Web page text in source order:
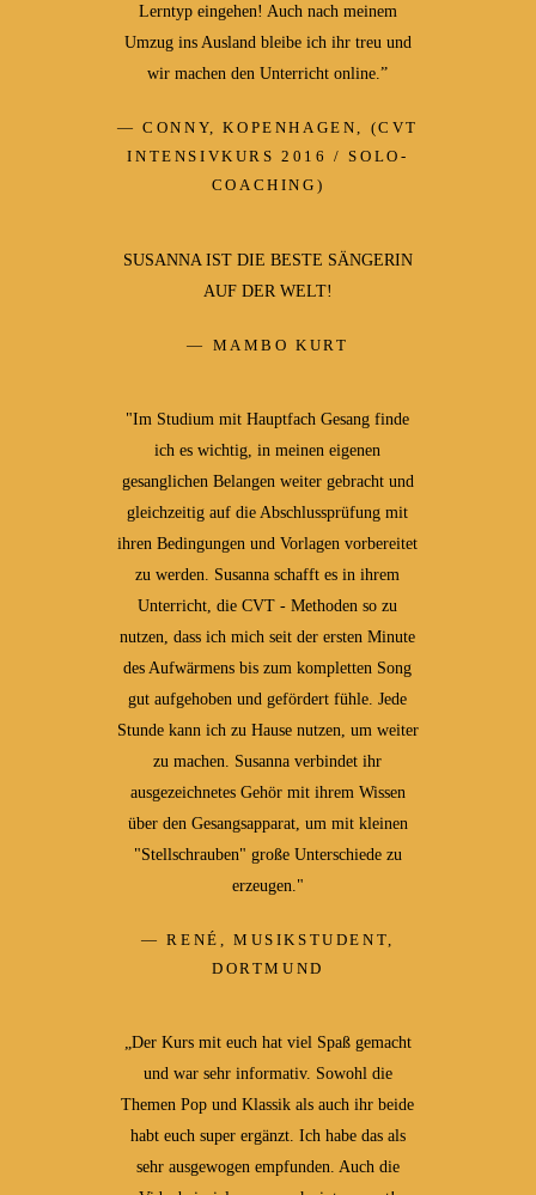
Lerntyp eingehen! Auch nach meinem
Umzug ins Ausland bleibe ich ihr treu und
wir machen den Unterricht online.”
CONNY, KOPENHAGEN, (CVT
INTENSIVKURS 2016 / SOLO-
COACHING)
SUSANNA IST DIE BESTE SÄNGERIN
AUF DER WELT!
MAMBO KURT
"Im Studium mit Hauptfach Gesang finde
ich es wichtig, in meinen eigenen
gesanglichen Belangen weiter gebracht und
gleichzeitig auf die Abschlussprüfung mit
ihren Bedingungen und Vorlagen vorbereitet
zu werden. Susanna schafft es in ihrem
Unterricht, die CVT - Methoden so zu
nutzen, dass ich mich seit der ersten Minute
des Aufwärmens bis zum kompletten Song
gut aufgehoben und gefördert fühle. Jede
Stunde kann ich zu Hause nutzen, um weiter
zu machen. Susanna verbindet ihr
ausgezeichnetes Gehör mit ihrem Wissen
über den Gesangsapparat, um mit kleinen
"Stellschrauben" große Unterschiede zu
erzeugen."
RENÉ, MUSIKSTUDENT,
DORTMUND
„Der Kurs mit euch hat viel Spaß gemacht
und war sehr informativ. Sowohl die
Themen Pop und Klassik als auch ihr beide
habt euch super ergänzt. Ich habe das als
sehr ausgewogen empfunden. Auch die